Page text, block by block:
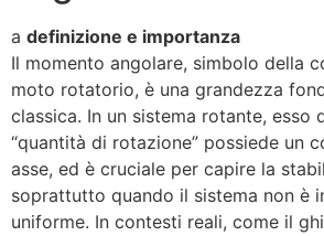
a definizione e importanza
Il momento angolare, simbolo della
moto rotatorio, è una grandezza
classica. In un sistema rotante, esso
“quantità di rotazione” possiede un
asse, ed è cruciale per capire la
soprattutto quando il sistema non è
uniforme. In contesti reali, come il